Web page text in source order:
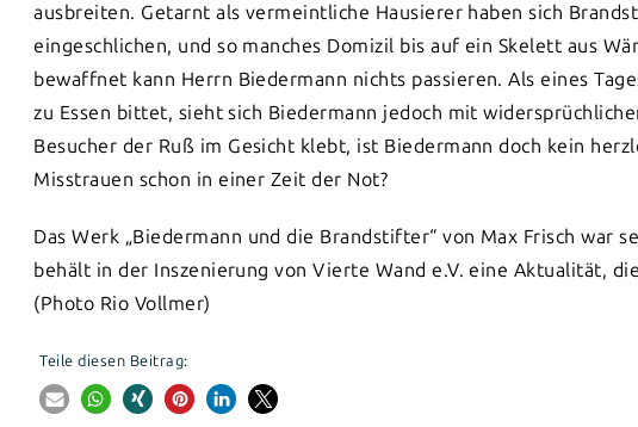
ausbreiten. Getarnt als vermeintliche Hausierer haben sich
eingeschlichen, und so manches Domizil bis auf ein Skelett aus
bewaffnet kann Herrn Biedermann nichts passieren. Als eines
zu Essen bittet, sieht sich Biedermann jedoch mit
Besucher der Ruß im Gesicht klebt, ist Biedermann doch kein
Misstrauen schon in einer Zeit der Not?
Das Werk „Biedermann und die Brandstifter“ von Max Frisch war
behält in der Inszenierung von Vierte Wand e.V. eine Aktualität,
(Photo Rio Vollmer)
Teile diesen Beitrag: